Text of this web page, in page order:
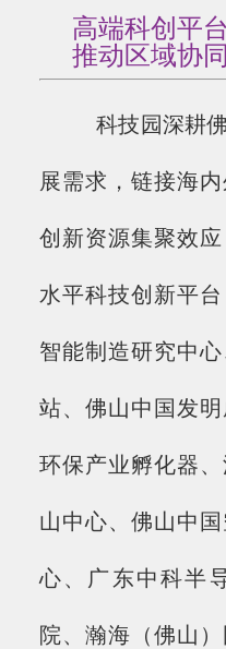
高端科创平
推动区域协
科技园深耕
展需求，链接海
创新资源集聚效
水平科技创新平台
智能制造研究中
站、佛山中国发
环保产业孵化器
山中心、佛山中
心、广东中科半
院、瀚海（佛山